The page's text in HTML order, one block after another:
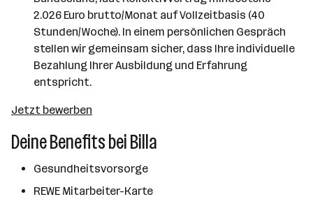
2.026 Euro brutto/Monat auf Vollzeitbasis (40
Stunden/Woche). In einem persönlichen Gespräch
stellen wir gemeinsam sicher, dass Ihre individuelle
Bezahlung Ihrer Ausbildung und Erfahrung
entspricht.
Jetzt bewerben
Deine Benefits bei Billa
Gesundheitsvorsorge
REWE Mitarbeiter-Karte